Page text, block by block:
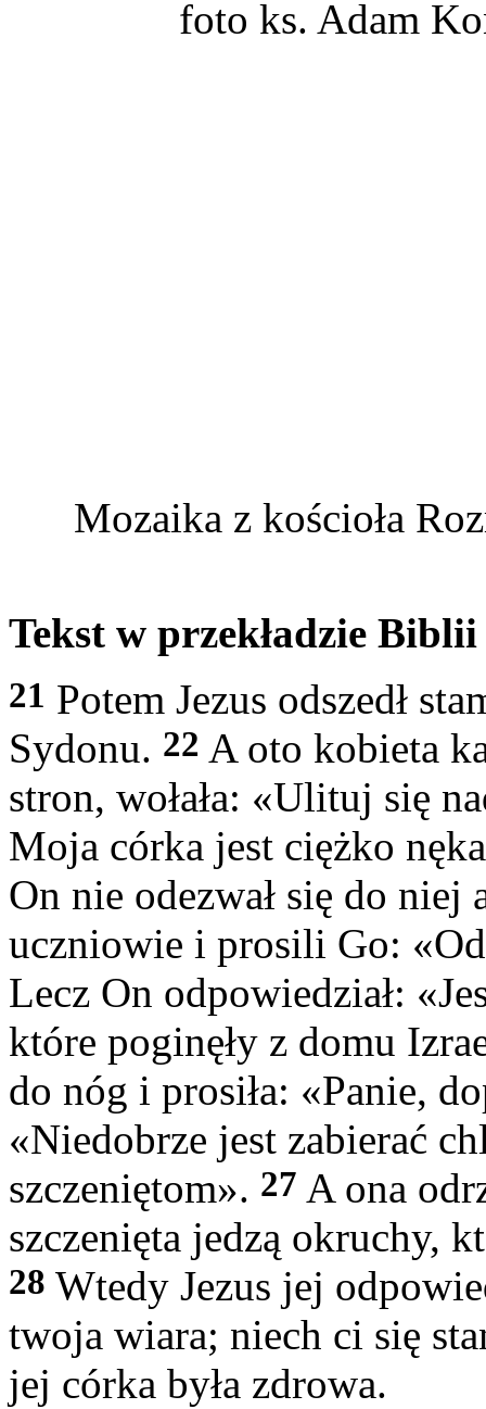
Mozaika z kościoła
Tekst w przekładzie
21 Potem Jezus odszedł
Sydonu. 22 A oto kobieta
stron, wołała: «Ulituj się
Moja córka jest ciężko
On nie odezwał się do niej
uczniowie i prosili Go:
Lecz On odpowiedział:
które poginęły z domu
do nóg i prosiła: «Panie,
«Niedobrze jest zabierać
szczeniętom». 27 A ona
szczenięta jedzą okruchy,
28 Wtedy Jezus jej
twoja wiara; niech ci się
jej córka była zdrowa.